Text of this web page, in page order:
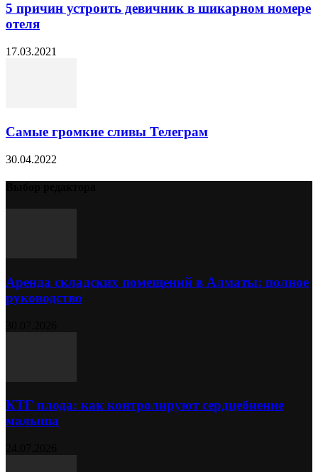
5 причин устроить девичник в шикарном номере
отеля
17.03.2021
Самые громкие сливы Телеграм
30.04.2022
Аренда складских помещений в Алматы: полное
руководство
КТГ плода: как контролируют сердцебиение
малыша